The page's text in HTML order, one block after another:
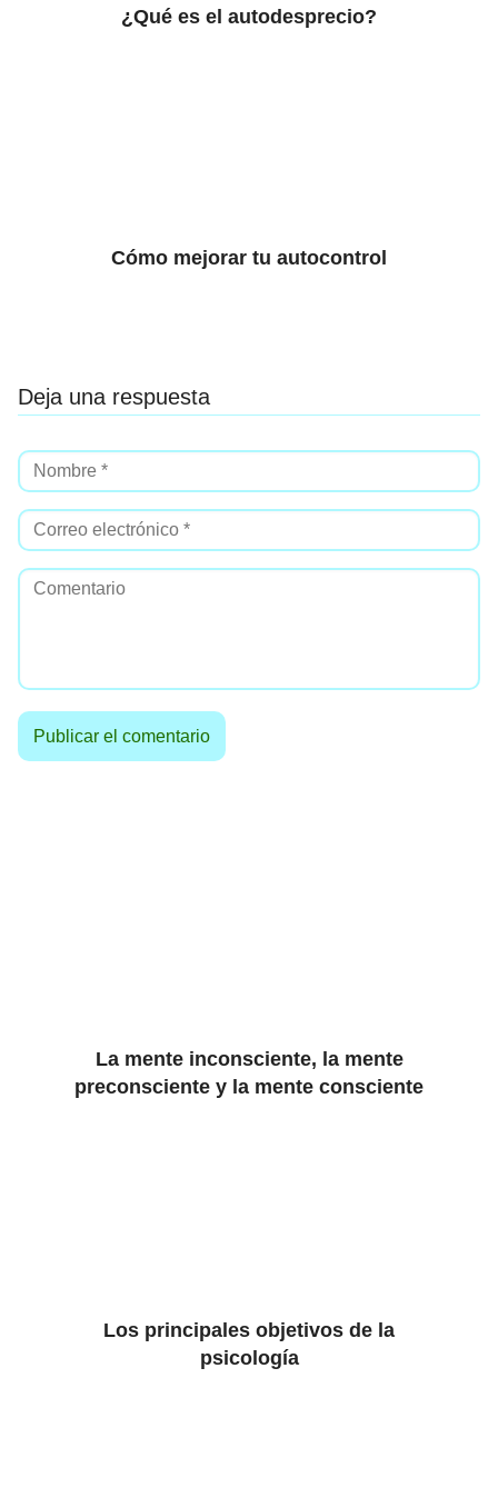
¿Qué es el autodesprecio?
Cómo mejorar tu autocontrol
Deja una respuesta
La mente inconsciente, la mente
preconsciente y la mente consciente
Los principales objetivos de la
psicología